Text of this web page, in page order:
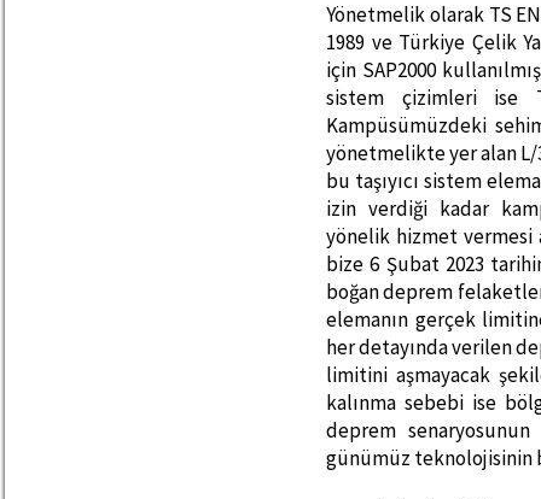
Yönetmelik olarak TS EN
1989 ve Türkiye Çelik
için SAP2000
sistem çizimleri ise
Kampüsümüzdeki
yönetmelikte yer alan L/
bu taşıyıcı sistem
izin verdiği kadar
yönelik hizmet vermesi
bize 6 Şubat 2023
boğan deprem
elemanın gerçek
her detayında verilen
limitini aşmayacak
kalınma sebebi ise
deprem senaryosunun
günümüz teknolojisinin